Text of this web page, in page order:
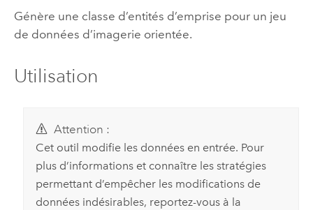
Génère une classe d’entités d’emprise pour un jeu
de données d’imagerie orientée.
Utilisation
Attention :
Cet outil modifie les données en entrée. Pour
plus d’informations et connaître les stratégies
permettant d’empêcher les modifications de
données indésirables, reportez-vous à la